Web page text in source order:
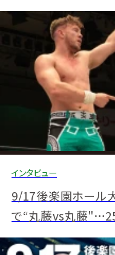
インタビュー
9/17後楽園ホール
で“丸藤vs丸藤"…25
と大激闘 「もう一度